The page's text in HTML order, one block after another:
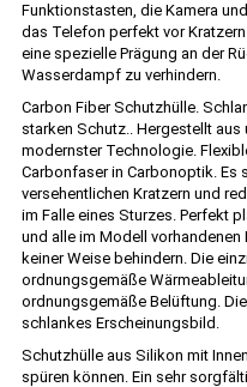
Funktionstasten, die Kamera
das Telefon perfekt vor
eine spezielle Prägung an der
Wasserdampf zu verhindern.
Carbon Fiber Schutzhülle.
starken Schutz.. Hergestellt
modernster Technologie.
Carbonfaser in Carbonoptik. Es
versehentlichen Kratzern und
im Falle eines Sturzes. Perfekt
und alle im Modell
keiner Weise behindern. Die
ordnungsgemäße
ordnungsgemäße Belüftung.
schlankes Erscheinungsbild.
Schutzhülle aus Silikon mit
spüren können. Ein sehr